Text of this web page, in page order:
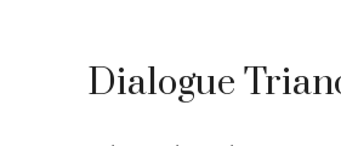
Dialogue